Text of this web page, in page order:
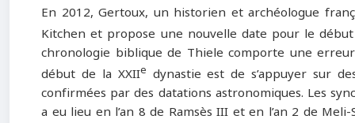
En 2012, Gertoux, un historien et archéologue
Kitchen et propose une nouvelle date pour le
chronologie biblique de Thiele comporte une
début de la XXIIe dynastie est de s’appuyer sur
confirmées par des datations astronomiques. Les
a eu lieu en l’an 8 de Ramsès III et en l’an 2 de